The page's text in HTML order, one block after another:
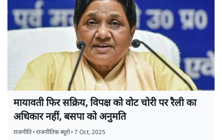
मायावती फिर सक्रिय, विपक्ष को वोट चोरी पर रैली का
अधिकार नहीं, बसपा को अनुमति
राजनीति•राजनीतिक ब्यूरो•7 Oct, 2025